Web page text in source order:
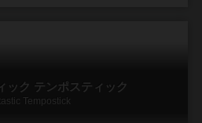
ック テンポスティック
Tempostick